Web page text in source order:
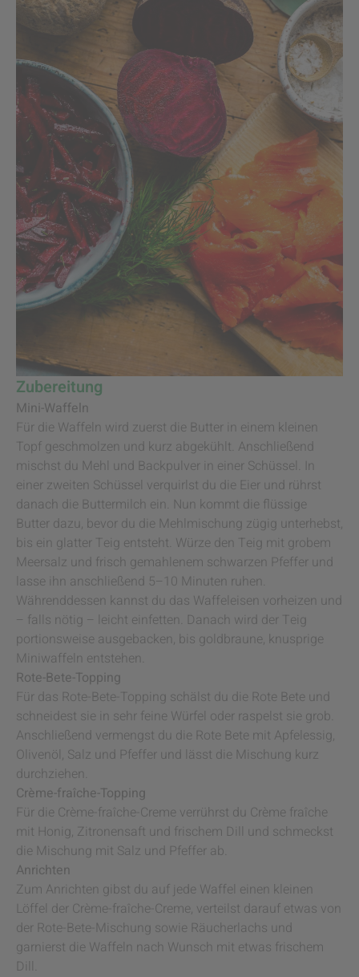
Zubereitung
Mini-Waffeln
Für die Waffeln wird zuerst die Butter in einem kleinen
Topf geschmolzen und kurz abgekühlt. Anschließend
mischst du Mehl und Backpulver in einer Schüssel. In
einer zweiten Schüssel verquirlst du die Eier und rührst
danach die Buttermilch ein. Nun kommt die flüssige
Butter dazu, bevor du die Mehlmischung zügig unterhebst,
bis ein glatter Teig entsteht. Würze den Teig mit grobem
Meersalz und frisch gemahlenem schwarzen Pfeffer und
lasse ihn anschließend 5–10 Minuten ruhen.
Währenddessen kannst du das Waffeleisen vorheizen und
– falls nötig – leicht einfetten. Danach wird der Teig
portionsweise ausgebacken, bis goldbraune, knusprige
Miniwaffeln entstehen.
Rote-Bete-Topping
Für das Rote-Bete-Topping schälst du die Rote Bete und
schneidest sie in sehr feine Würfel oder raspelst sie grob.
Anschließend vermengst du die Rote Bete mit Apfelessig,
Olivenöl, Salz und Pfeffer und lässt die Mischung kurz
durchziehen.
Crème-fraîche-Topping
Für die Crème-fraîche-Creme verrührst du Crème fraîche
mit Honig, Zitronensaft und frischem Dill und schmeckst
die Mischung mit Salz und Pfeffer ab.
Anrichten
Zum Anrichten gibst du auf jede Waffel einen kleinen
Löffel der Crème-fraîche-Creme, verteilst darauf etwas von
der Rote-Bete-Mischung sowie Räucherlachs und
garnierst die Waffeln nach Wunsch mit etwas frischem
Dill.